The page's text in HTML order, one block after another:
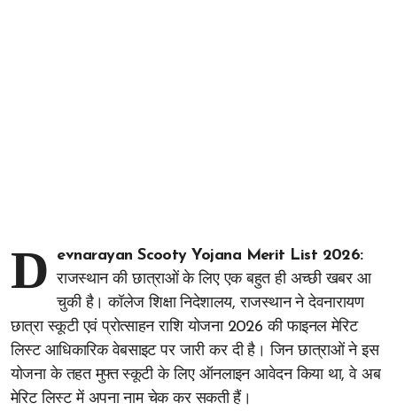
D
evnarayan Scooty Yojana Merit List 2026:
राजस्थान की छात्राओं के लिए एक बहुत ही अच्छी खबर आ
चुकी है। कॉलेज शिक्षा निदेशालय, राजस्थान ने देवनारायण
छात्रा स्कूटी एवं प्रोत्साहन राशि योजना 2026 की फाइनल मेरिट
लिस्ट आधिकारिक वेबसाइट पर जारी कर दी है। जिन छात्राओं ने इस
योजना के तहत मुफ्त स्कूटी के लिए ऑनलाइन आवेदन किया था, वे अब
मेरिट लिस्ट में अपना नाम चेक कर सकती हैं।